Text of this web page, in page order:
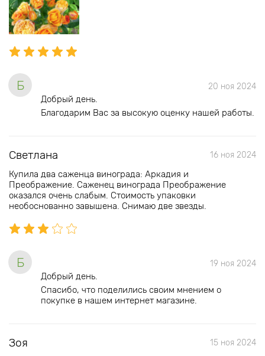
Б 20 ноя 2024
Добрый день.
Благодарим Вас за высокую оценку нашей работы.
Светлана 16 ноя 2024
Купила два саженца винограда: Аркадия и
Преображение. Саженец винограда Преображение
оказался очень слабым. Стоимость упаковки
необоснованно завышена. Снимаю две звезды.
Б 19 ноя 2024
Добрый день.
Спасибо, что поделились своим мнением о
покупке в нашем интернет магазине.
Зоя 15 ноя 2024